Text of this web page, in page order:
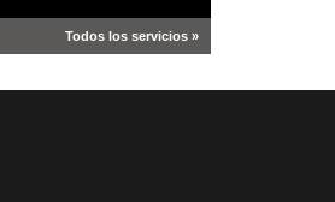
Todos los servicios »